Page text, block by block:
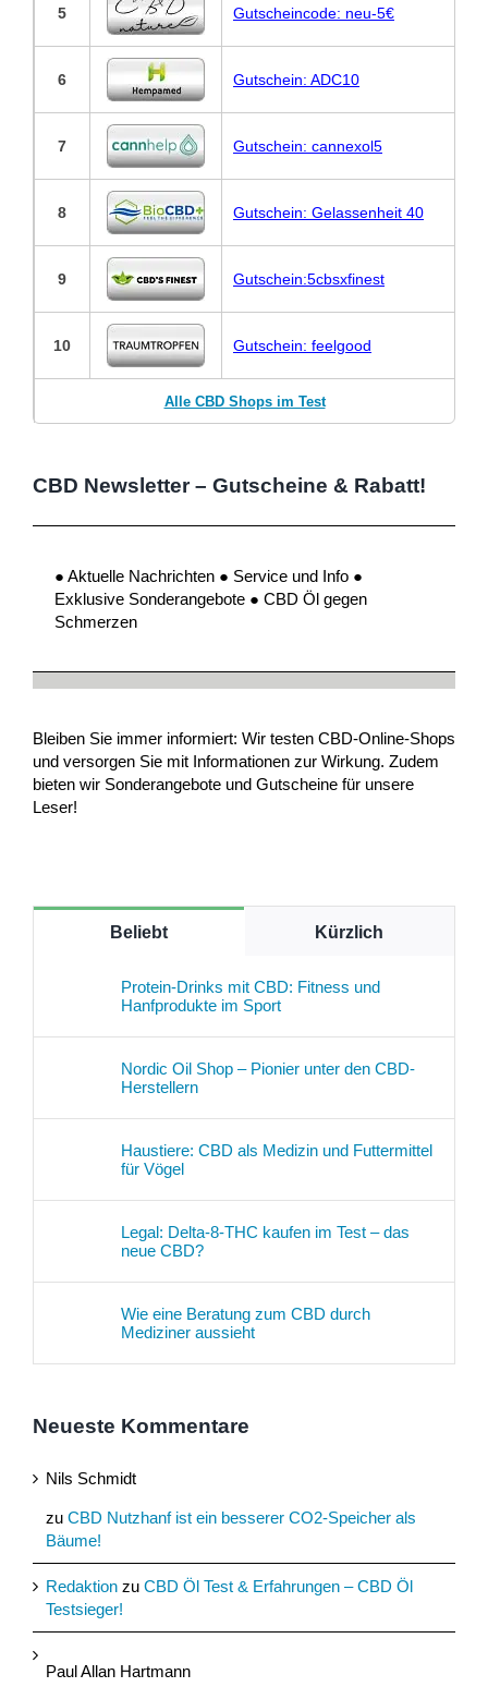
5 Gutscheincode: neu-5€
6 Gutschein: ADC10
7 Gutschein: cannexol5
8 Gutschein: Gelassenheit 40
9 Gutschein:5cbsxfinest
10 Gutschein: feelgood
Alle CBD Shops im Test
CBD Newsletter – Gutscheine & Rabatt!
● Aktuelle Nachrichten ● Service und Info ●
Exklusive Sonderangebote ● CBD Öl gegen
Schmerzen
Bleiben Sie immer informiert: Wir testen CBD-Online-Shops
und versorgen Sie mit Informationen zur Wirkung. Zudem
bieten wir Sonderangebote und Gutscheine für unsere
Leser!
Beliebt Kürzlich
Protein-Drinks mit CBD: Fitness und
Hanfprodukte im Sport
Nordic Oil Shop – Pionier unter den CBD-
Herstellern
Haustiere: CBD als Medizin und Futtermittel
für Vögel
Legal: Delta-8-THC kaufen im Test – das
neue CBD?
Wie eine Beratung zum CBD durch
Mediziner aussieht
Neueste Kommentare
Nils Schmidt
zu CBD Nutzhanf ist ein besserer CO2-Speicher als
Bäume!
Redaktion zu CBD Öl Test & Erfahrungen – CBD Öl
Testsieger!
Paul Allan Hartmann